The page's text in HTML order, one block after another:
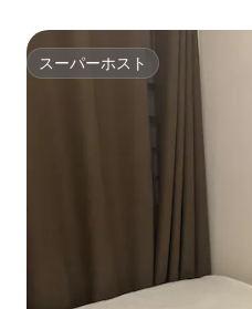
スーパーホスト
スーパーホスト